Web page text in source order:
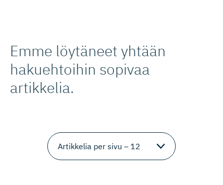
Emme löytäneet yhtään
hakuehtoihin sopivaa
artikkelia.